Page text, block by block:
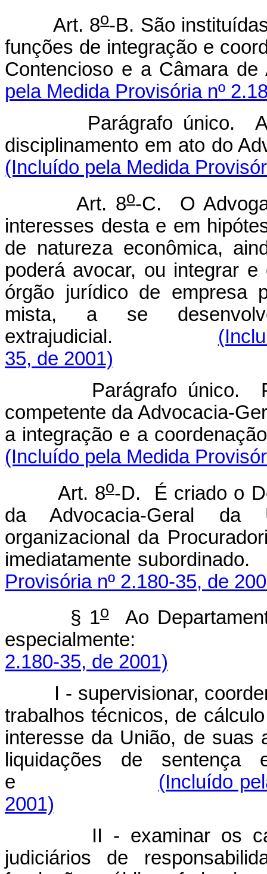
Art. 8o-B. São
funções de integração e
Contencioso e a Câmara
pela Medida Provisória nº
Parágrafo único.
disciplinamento em ato
(Incluído pela Medida
Art. 8o-C. O
interesses desta e em
de natureza econômica,
poderá avocar, ou integrar
órgão jurídico de empresa
mista, a se
extrajudicial.
35, de 2001)
Parágrafo único.
competente da Advocacia-
a integração e a
(Incluído pela Medida
Art. 8o-D. É criado o
da Advocacia-Geral da
organizacional da
imediatamente
Provisória nº 2.180-35, de
§ 1oAo
especialmente:
2.180-35, de 2001)
I - supervisionar,
trabalhos técnicos, de
interesse da União, de suas
liquidações de
e (Incluído
2001)
II - examinar os
judiciários de